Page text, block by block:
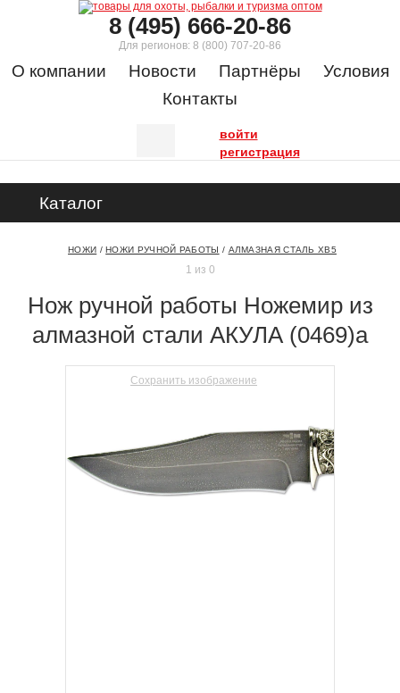
8 (495) 666-20-86
Для регионов: 8 (800) 707-20-86
О компании Новости Партнёры
Условия
Контакты
войти
регистрация
Каталог
НОЖИ / НОЖИ РУЧНОЙ РАБОТЫ / АЛМАЗНАЯ СТАЛЬ ХВ5
1 из 0
Нож ручной работы Ножемир из
алмазной стали АКУЛА (0469)а
Сохранить изображение